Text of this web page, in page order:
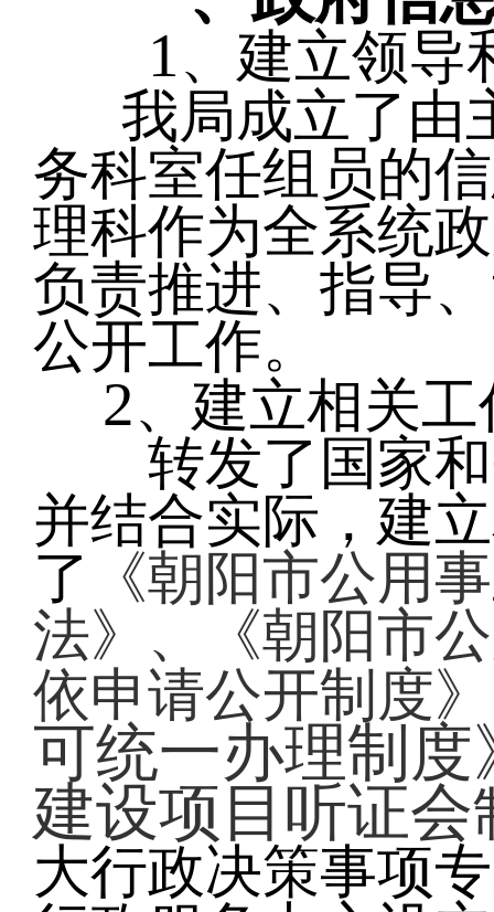
1、建立领导
我局成立了由
务科室任组员的
理科作为全系统
负责推进、指导
公开工作。
2、建立相关
转发了国家和
并结合实际，建
了
《朝阳市公用
法》、《朝阳市
依申请公开制度
可统一办理制度
建设项目听证会
大行政决策事项